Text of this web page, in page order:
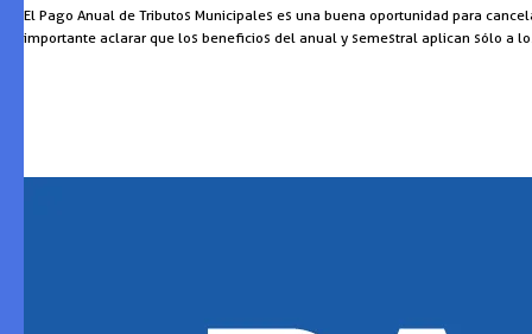
El Pago Anual de Tributos Municipales es una buena oportunidad para
importante aclarar que los beneficios del anual y semestral aplican sólo a